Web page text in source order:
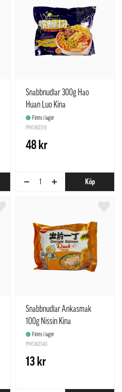
Snabbnudlar 300g Hao
Huan Luo Kina
Finns i lager
PMSN0318
48 kr
− + Köp
Snabbnudlar Ankasmak
100g Nissin Kina
Finns i lager
PMSN0340
13 kr